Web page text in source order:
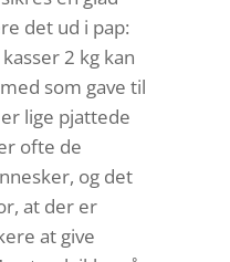
det ud i pap:
2 kg kan
som gave til
lige pjattede
ofte de
og det
at der er
at give